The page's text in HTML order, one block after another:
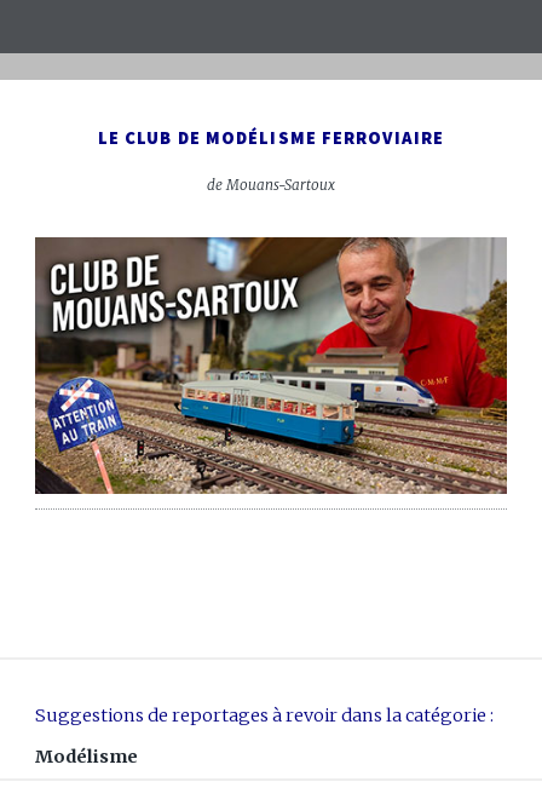
LE CLUB DE MODÉLISME FERROVIAIRE
de Mouans-Sartoux
Suggestions de reportages à revoir dans la catégorie :
Modélisme